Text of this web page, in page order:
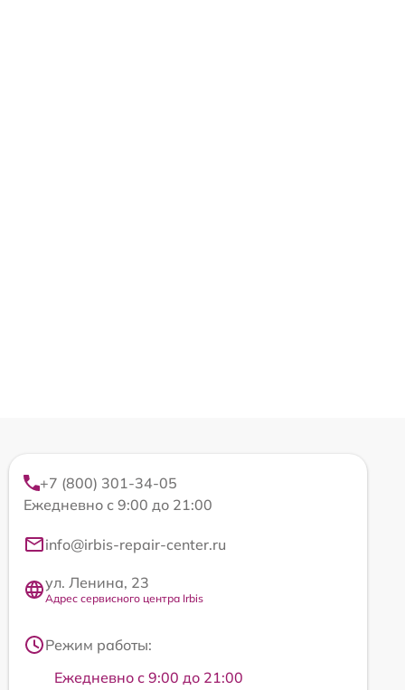
+7 (800) 301-34-05
Ежедневно с 9:00 до 21:00
info@irbis-repair-center.ru
ул. Ленина, 23
Адрес сервисного центра Irbis
Режим работы:
Ежедневно с 9:00 до 21:00